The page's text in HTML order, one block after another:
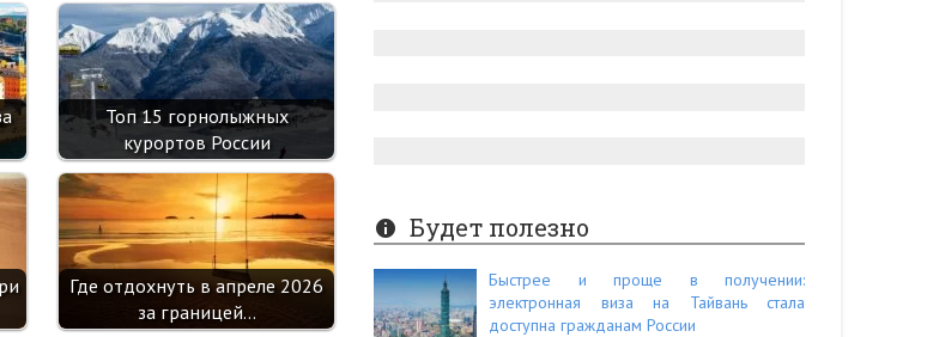
Топ 15 горнолыжных
курортов России
Где отдохнуть в апреле 2026
за границей…
Будет полезно
Быстрее и проще в получении:
электронная виза на Тайвань стала
доступна гражданам России